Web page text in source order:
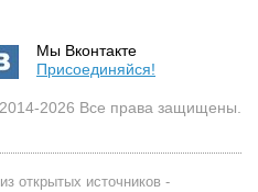
Мы Вконтакте
Присоединяйся!
2026 Все права защищены.
открытых источников -